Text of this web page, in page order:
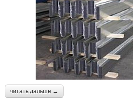
читать дальше →